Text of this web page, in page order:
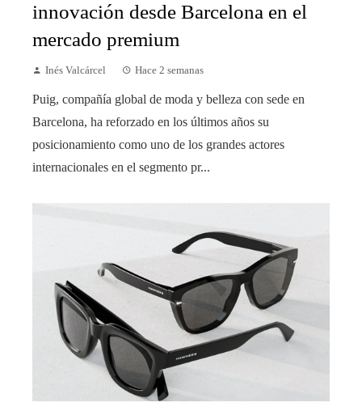
innovación desde Barcelona en el
mercado premium
Inés Valcárcel Hace 2 semanas
Puig, compañía global de moda y belleza con sede en
Barcelona, ha reforzado en los últimos años su
posicionamiento como uno de los grandes actores
internacionales en el segmento pr...